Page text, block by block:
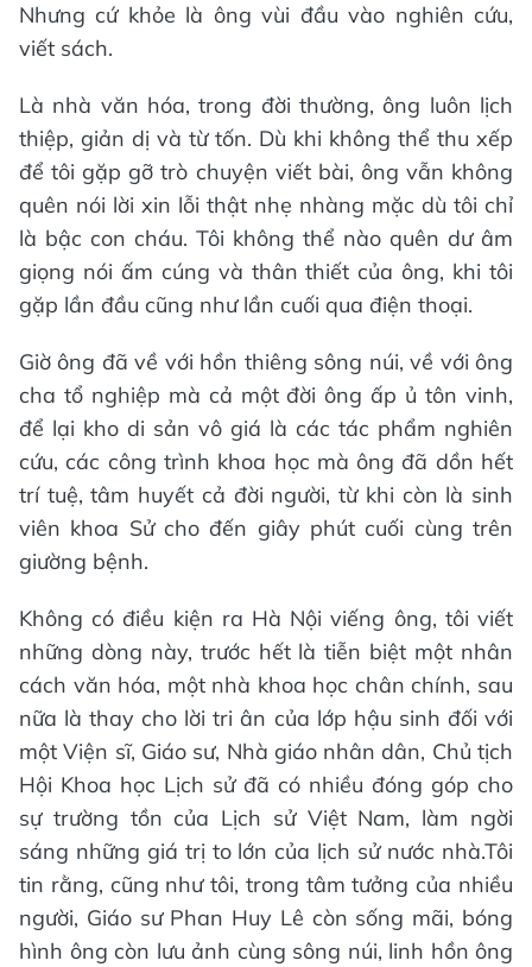
Nhưng cứ khỏe là ông vùi đầu vào nghiên cứu,
viết sách.
Là nhà văn hóa, trong đời thường, ông luôn lịch
thiệp, giản dị và từ tốn. Dù khi không thể thu xếp
để tôi gặp gỡ trò chuyện viết bài, ông vẫn không
quên nói lời xin lỗi thật nhẹ nhàng mặc dù tôi chỉ
là bậc con cháu. Tôi không thể nào quên dư âm
giọng nói ấm cúng và thân thiết của ông, khi tôi
gặp lần đầu cũng như lần cuối qua điện thoại.
Giờ ông đã về với hồn thiêng sông núi, về với ông
cha tổ nghiệp mà cả một đời ông ấp ủ tôn vinh,
để lại kho di sản vô giá là các tác phẩm nghiên
cứu, các công trình khoa học mà ông đã dồn hết
trí tuệ, tâm huyết cả đời người, từ khi còn là sinh
viên khoa Sử cho đến giây phút cuối cùng trên
giường bệnh.
Không có điều kiện ra Hà Nội viếng ông, tôi viết
những dòng này, trước hết là tiễn biệt một nhân
cách văn hóa, một nhà khoa học chân chính, sau
nữa là thay cho lời tri ân của lớp hậu sinh đối với
một Viện sĩ, Giáo sư, Nhà giáo nhân dân, Chủ tịch
Hội Khoa học Lịch sử đã có nhiều đóng góp cho
sự trường tồn của Lịch sử Việt Nam, làm ngời
sáng những giá trị to lớn của lịch sử nước nhà.Tôi
tin rằng, cũng như tôi, trong tâm tưởng của nhiều
người, Giáo sư Phan Huy Lê còn sống mãi, bóng
hình ông còn lưu ảnh cùng sông núi, linh hồn ông